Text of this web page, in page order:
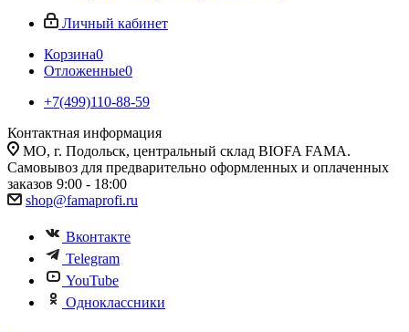
Личный кабинет
Корзина0
Отложенные0
+7(499)110-88-59
Контактная информация
МО, г. Подольск, центральный склад BIOFA FAMA.
Самовывоз для предварительно оформленных и оплаченных
заказов 9:00 - 18:00
shop@famaprofi.ru
Вконтакте
Telegram
YouTube
Одноклассники